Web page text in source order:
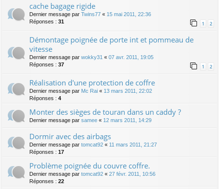
cache bagage rigide
Dernier message par Twins77 « 15 mai 2011, 22:36
Réponses : 31 1 2
Démontage poignée de porte int et pommeau de
vitesse
Dernier message par wokky31 « 07 avr. 2011, 19:05
Réponses : 37 1 2
Réalisation d'une protection de coffre
Dernier message par Mc Rai « 13 mars 2011, 22:02
Réponses : 4
Monter des sièges de touran dans un caddy ?
Dernier message par samee « 12 mars 2011, 14:29
Dormir avec des airbags
Dernier message par tomcat92 « 11 mars 2011, 21:27
Réponses : 17
Problème poignée du couvre coffre.
Dernier message par tomcat92 « 27 févr. 2011, 10:56
Réponses : 22